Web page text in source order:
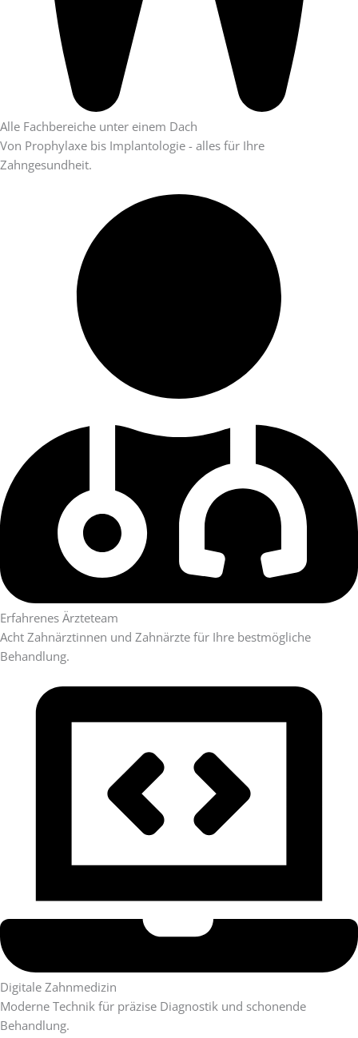
Alle Fachbereiche unter einem Dach
Von Prophylaxe bis Implantologie - alles für Ihre
Zahngesundheit.
Erfahrenes Ärzteteam
Acht Zahnärztinnen und Zahnärzte für Ihre bestmögliche
Behandlung.
Digitale Zahnmedizin
Moderne Technik für präzise Diagnostik und schonende
Behandlung.